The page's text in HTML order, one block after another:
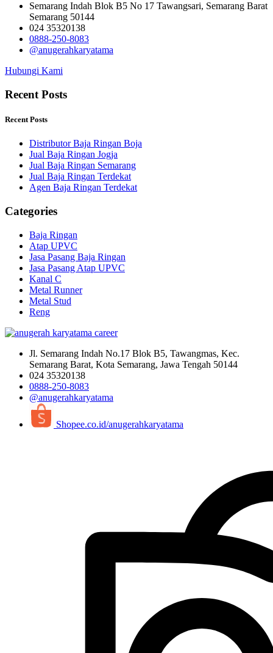
Semarang Indah Blok B5 No 17 Tawangsari, Semarang Barat
Semarang 50144
024 35320138
0888-250-8083
@anugerahkaryatama
Hubungi Kami
Recent Posts
Recent Posts
Distributor Baja Ringan Boja
Jual Baja Ringan Jogja
Jual Baja Ringan Semarang
Jual Baja Ringan Terdekat
Agen Baja Ringan Terdekat
Categories
Baja Ringan
Atap UPVC
Jasa Pasang Baja Ringan
Jasa Pasang Atap UPVC
Kanal C
Metal Runner
Metal Stud
Reng
Jl. Semarang Indah No.17 Blok B5, Tawangmas, Kec.
Semarang Barat, Kota Semarang, Jawa Tengah 50144
024 35320138
0888-250-8083
@anugerahkaryatama
Shopee.co.id/anugerahkaryatama